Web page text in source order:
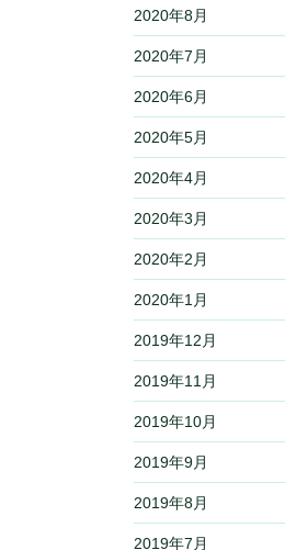
2020年8月
2020年7月
2020年6月
2020年5月
2020年4月
2020年3月
2020年2月
2020年1月
2019年12月
2019年11月
2019年10月
2019年9月
2019年8月
2019年7月